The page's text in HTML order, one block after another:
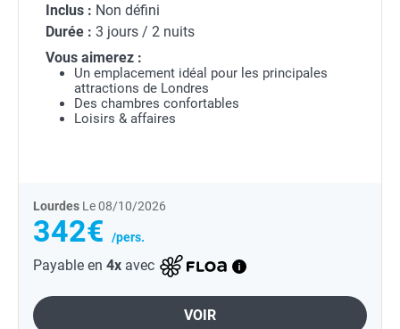
Inclus : Non défini
Durée : 3 jours / 2 nuits
Vous aimerez :
Un emplacement idéal pour les principales
attractions de Londres
Des chambres confortables
Loisirs & affaires
Lourdes Le 08/10/2026
342€ /pers.
Payable en 4x avec
VOIR